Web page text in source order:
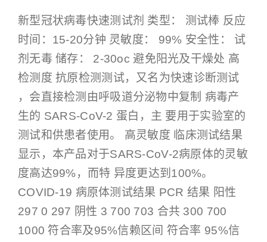
新型冠状病毒快速测试剂 类型： 测试棒 反应
时间：15-20分钟 灵敏度： 99% 安全性： 试
剂无毒 储存： 2-30oc 避免阳光及干燥处 高
检测度 抗原检测测试，又名为快速诊断测试
，会直接检测由呼吸道分泌物中复制 病毒产
生的 SARS-CoV-2 蛋白，主 要用于实验室的
测试和供患者使用。 高灵敏度 临床测试结果
显示，本产品对于SARS-CoV-2病原体的灵敏
度高达99%，而特 异度更达到100%。
COVID-19 病原体测试结果 PCR 结果 阳性
297 0 297 阴性 3 700 703 合共 300 700
1000 符合率及95%信赖区间 符合率 95%信